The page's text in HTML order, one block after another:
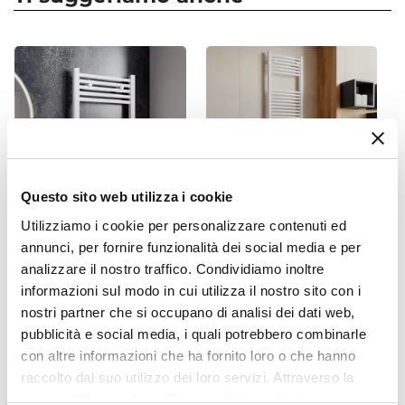
Questo sito web utilizza i cookie
Utilizziamo i cookie per personalizzare contenuti ed
annunci, per fornire funzionalità dei social media e per
analizzare il nostro traffico. Condividiamo inoltre
informazioni sul modo in cui utilizza il nostro sito con i
nostri partner che si occupano di analisi dei dati web,
pubblicità e social media, i quali potrebbero combinarle
con altre informazioni che ha fornito loro o che hanno
raccolto dal suo utilizzo dei loro servizi. Attraverso la
sezione "Mostra dettagli" è possibile gestire le proprie
Colore
Finitura
Nickel
Materiale
Valvola Per Impianti
Compatibilità Tubi
Tubi in rame da 14 mm
Misura Attacco Detentore
1/2"
24 - 19
Misura Raccordi
14
Attacco Raccordi
CODICE:775B
Termoarredo scaldasalviette
770x500 bianco interasse
€ 40,00
CODICE:186BC
Termoarredo scaldasalviette
1800x600 bianco curvo
€ 84,00